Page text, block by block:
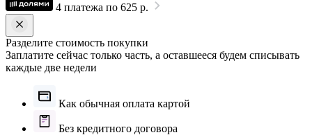
4 платежа по 625 р.
Разделите стоимость покупки
Заплатите сейчас только часть, а оставшееся будем списывать
каждые две недели
Как обычная оплата картой
Без кредитного договора